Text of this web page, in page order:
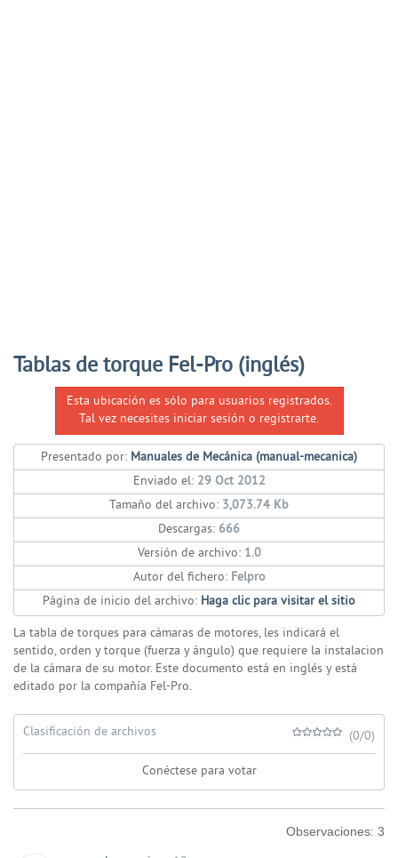
Tablas de torque Fel-Pro (inglés)
Esta ubicación es sólo para usuarios registrados.
Tal vez necesites iniciar sesión o registrarte.
Presentado por: Manuales de Mecánica (manual-mecanica)
Enviado el: 29 Oct 2012
Tamaño del archivo: 3,073.74 Kb
Descargas: 666
Versión de archivo: 1.0
Autor del fichero: Felpro
Página de inicio del archivo: Haga clic para visitar el sitio
La tabla de torques para cámaras de motores, les indicará el
sentido, orden y torque (fuerza y ángulo) que requiere la instalacion
de la cámara de su motor. Este documento está en inglés y está
editado por la compañía Fel-Pro.
Clasificación de archivos (0/0)
Conéctese para votar
Observaciones: 3